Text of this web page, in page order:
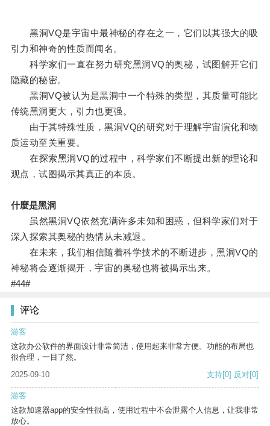
黑洞VQ是宇宙中最神秘的存在之一，它们以其强大的吸
引力和神奇的性质而闻名。
科学家们一直在努力研究黑洞VQ的奥秘，试图解开它们
隐藏的秘密。
黑洞VQ被认为是黑洞中一个特殊的类型，其质量可能比
传统黑洞更大，引力也更强。
由于其特殊性质，黑洞VQ的研究对于理解宇宙演化和物
质运动至关重要。
在探索黑洞VQ的过程中，科学家们不断提出新的理论和
观点，试图揭示其真正的本质。
什麼是黑洞
虽然黑洞VQ依然充满许多未知和困惑，但科学家们对于
深入探索其奥秘的热情从未减退。
在未来，我们相信随着科学技术的不断进步，黑洞VQ的
神秘将会逐渐揭开，宇宙的奥秘也将被揭示出来。
#44#
评论
游客
这款办公软件的界面设计非常简洁，使用起来非常方便。功能的布局也
很合理，一目了然。
2025-09-10
支持[0] 反对[0]
游客
这款加速器app的安全性很高，使用过程中不会泄露个人信息，让我非常
放心。